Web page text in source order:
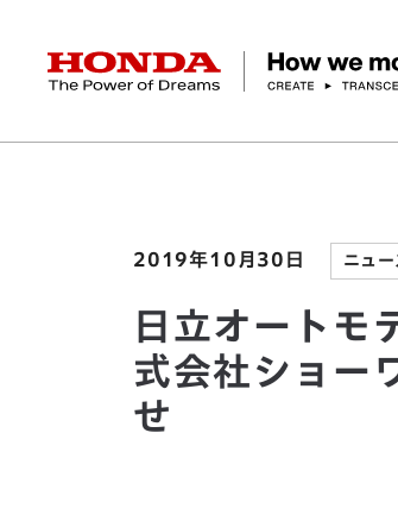
HONDA The Power of Dreams
社長メッセージ 経営方針 会社概要
バイク パワープロダクツ マ
テクノロジー デザイン オ
ESGレポート Honda Report 環境
IR資料室 財務・業績情報
ニュースルーム
Discover Honda
日立
2019年10月30日 ニュ
日立オートモ
式会社ショー
せ